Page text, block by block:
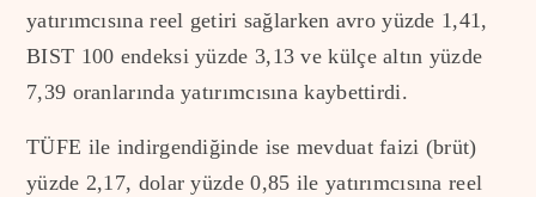
yatırımcısına reel getiri sağlarken avro yüzde 1,41,
BIST 100 endeksi yüzde 3,13 ve külçe altın yüzde
7,39 oranlarında yatırımcısına kaybettirdi.
TÜFE ile indirgendiğinde ise mevduat faizi (brüt)
yüzde 2,17, dolar yüzde 0,85 ile yatırımcısına reel